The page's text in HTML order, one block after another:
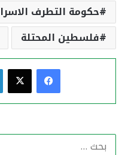
حكومة التطرف
فلسطين المحتلة
فيسبوك